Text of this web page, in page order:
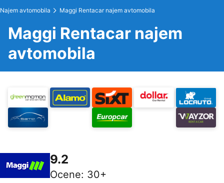
Najem avtomobila Maggi Rentacar najem avtomobila
Maggi Rentacar najem
avtomobila
9.2
Ocene: 30+